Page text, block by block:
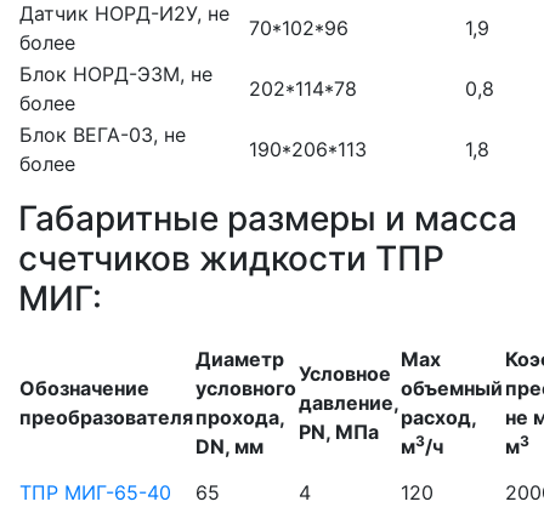
Датчик НОРД-И2У, не
более
70*102*96
1,9
Блок НОРД-Э3М, не
более
202*114*78
0,8
Блок ВЕГА-03, не
более
190*206*113 1,8
Габаритные размеры и масса
счетчиков жидкости ТПР
МИГ:
Обозначение
преобразователя
Диаметр
условного
прохода,
DN, мм
Условное
давление,
PN, МПа
Max
объемный
расход,
м3/ч
не
м3
ТПР МИГ-65-40 65 4 120